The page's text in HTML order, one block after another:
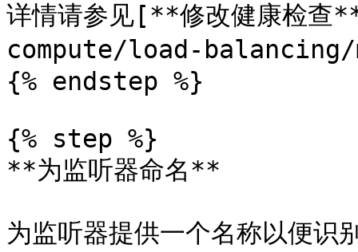
详情请参见[**修改健康
compute/load-
{% endstep %}
{% step %}
**为监听器命名**
为监听器提供一个名称以便识